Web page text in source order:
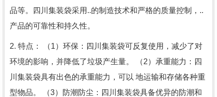
品等。四川集装袋采用..的制造技术和严格的质量控制，..
产品的可靠性和持久性。
2. 特点： （1）环保：四川集装袋可反复使用，减少了对
环境的影响，并降低了垃圾产生量。 （2）承重能力：四
川集装袋具有出色的承重能力，可以 地运输和存储各种重
型物品。 （3）防潮防尘：四川集装袋具备优异的防潮和